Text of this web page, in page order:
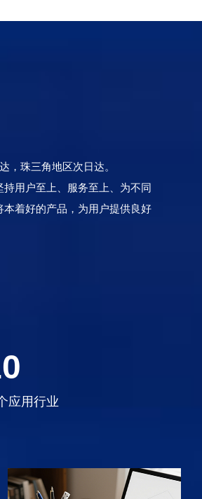
，珠三角地区次日达。
用户至上、服务至上、为不同
着好的产品，为用户提供良好
应用行业